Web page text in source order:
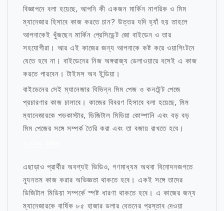
বিজ্ঞাপনে বলা হয়েছে, আপনি কী একজন মার্কিন নাগরিক ও মিম
ম্যানেজার হিসাবে কাজ করতে চান? উত্তর যদি হ্যাঁ হয় তাহলে
আপনাকেই খুঁজছেন মার্কিন প্রেসিডেন্ট জো বাইডেন ও তার
সহযোগীরা। আর এই কাজের জন্য আপনাকে কষ্ট করে ওয়াশিংটনে
যেতে হবে না। বাইডেনের নিজ অঙ্গরাজ্য ডেলাওয়ারে বসেই এ কাজ
করতে পারবেন। টাইমস অব ইন্ডিয়া।
বাইডেনের সেই ম্যানেজার বিভিন্ন মিম পেজ ও কনটেন্ট পেজে
প্রচারণার কাজ চালাবে। কাজের বিবরণ হিসাবে বলা হয়েছে, মিম
ম্যানেজারকে পডকাস্টার, ডিজিটাল মিডিয়া কোম্পানি এবং বড় বড়
মিম পেজের সঙ্গে সম্পর্ক তৈরি করা এবং তা বজায় রাখতে হবে।
এছাড়াও প্রার্থীর অবশ্যই ভিডিও, গণমাধ্যম অথবা বিনোদনজগতে
ন্যূনতম কাজ করার অভিজ্ঞতা থাকতে হবে। একই সঙ্গে তাদের
ডিজিটাল মিডিয়া সম্পর্কে স্পষ্ট ধারণা থাকতে হবে। এ কাজের জন্য
ম্যানেজারকে বার্ষিক ৮৫ হাজার ডলার বেতনের প্রস্তাব দেওয়া